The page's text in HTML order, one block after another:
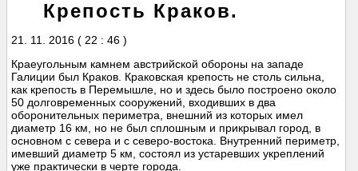
Крепость Краков.
21. 11. 2016 ( 22 : 46 )
Краеугольным камнем австрийской обороны на западе
Галиции был Краков. Краковская крепость не столь сильна,
как крепость в Перемышле, но и здесь было построено около
50 долговременных сооружений, входивших в два
оборонительных периметра, внешний из которых имел
диаметр 16 км, но не был сплошным и прикрывал город, в
основном с севера и с северо-востока. Внутренний периметр,
имевший диаметр 5 км, состоял из устаревших укреплений
уже практически в черте города.